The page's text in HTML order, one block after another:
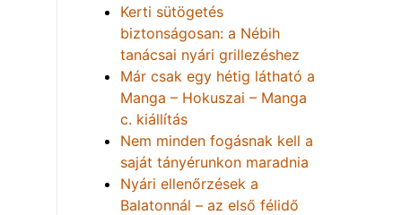
Kerti sütögetés
biztonságosan: a Nébih
tanácsai nyári grillezéshez
Már csak egy hétig látható a
Manga – Hokuszai – Manga
c. kiállítás
Nem minden fogásnak kell a
saját tányérunkon maradnia
Nyári ellenőrzések a
Balatonnál – az első félidő